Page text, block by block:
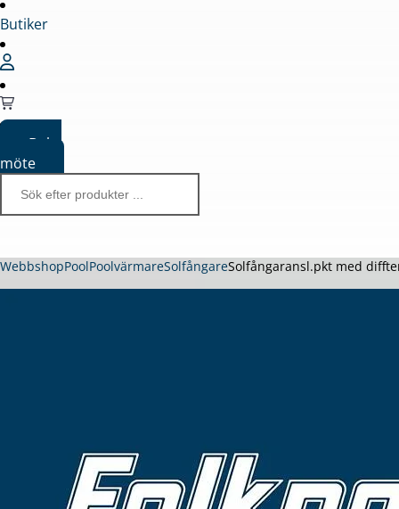
Butiker
Boka
möte
WebbshopPoolPoolvärmareSolfångareSolfångaransl.pkt med